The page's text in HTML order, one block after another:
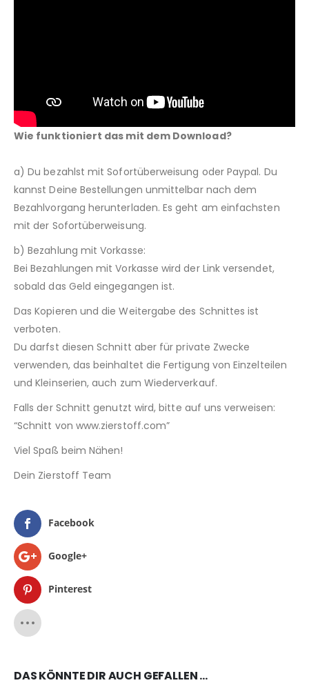
Wie funktioniert das mit dem Download?
a) Du bezahlst mit Sofortüberweisung oder Paypal. Du
kannst Deine Bestellungen unmittelbar nach dem
Bezahlvorgang herunterladen. Es geht am einfachsten
mit der Sofortüberweisung.
b) Bezahlung mit Vorkasse:
Bei Bezahlungen mit Vorkasse wird der Link versendet,
sobald das Geld eingegangen ist.
Das Kopieren und die Weitergabe des Schnittes ist
verboten.
Du darfst diesen Schnitt aber für private Zwecke
verwenden, das beinhaltet die Fertigung von Einzelteilen
und Kleinserien, auch zum Wiederverkauf.
Falls der Schnitt genutzt wird, bitte auf uns verweisen:
“Schnitt von www.zierstoff.com”
Viel Spaß beim Nähen!
Dein Zierstoff Team
Facebook
Google+
Pinterest
DAS KÖNNTE DIR AUCH GEFALLEN …